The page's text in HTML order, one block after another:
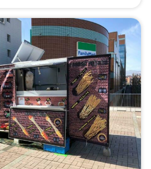
のカレーうどん(500円)、ジューシー唐
ト、ほろほろ鶏肉のバターチキンカレー
ドorレモンスカッシュ、京風おにぎり
風おにぎり(九条ねぎ＆牛しぐれ煮)、
ゆず胡椒)、スタミナ唐揚げ丼、フライ
格ホットラテ、本格アイスラテ、唐揚
厚☆カップアイス(キャラメル)、超濃厚
茶)、超濃厚☆カップアイス(チョコ)、
ス(バニラ)、ほろほろ鶏肉のバターチ
)、ロングポテト明太マヨ(600円)、ロン
円)、ロングポテトケチャップ(600
塩 (500円)、ほろほろ鶏肉のバターチキ
ッピング)900円、こだわり酒場のレモ
ームハイボール、サントリー生ビール、